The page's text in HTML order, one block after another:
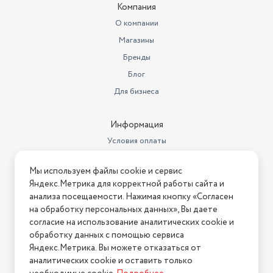
Компания
О компании
Магазины
Бренды
Блог
Для бизнеса
Информация
Условия оплаты
Условия возврата
Нашли ошибку на сайте? Напишите нам
2026 © Интернет-магазин "АстМаркет". У нас есть всё!
Политика конфиденциальности
Мы используем файлы cookie и сервис
Яндекс.Метрика для корректной работы сайта и
анализа посещаемости. Нажимая кнопку «Согласен
на обработку персональных данных», Вы даете
согласие на использование аналитических cookie и
обработку данных с помощью сервиса
Яндекс.Метрика. Вы можете отказаться от
аналитических cookie и оставить только